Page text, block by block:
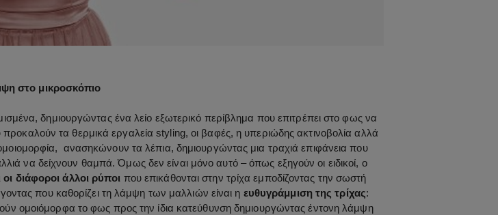
στο μικροσκόπιο
δημιουργώντας ένα λείο εξωτερικό περίβλημα που επιτρέπει στο φως να
τα θερμικά εργαλεία styling, οι βαφές, η υπεριώδης ακτινοβολία αλλά
ανασηκώνουν τα λέπια, δημιουργώντας μια τραχιά επιφάνεια που
να δείχνουν θαμπά. Όμως δεν είναι μόνο αυτό – όπως εξηγούν οι ειδικοί, ο
διάφοροι άλλοι ρύποι που επικάθονται στην τρίχα εμποδίζοντας την σωστή
που καθορίζει τη λάμψη των μαλλιών είναι η ευθυγράμμιση της τρίχας:
ομοιόμορφα το φως προς την ίδια κατεύθυνση δημιουργώντας έντονη λάμψη